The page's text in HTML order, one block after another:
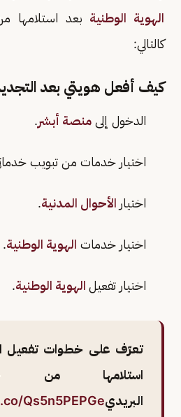
الهوية الوطنية بعد استلامها
كالتالي:
كيف أفعل هويتي بعد
الدخول إلى منصة أبشر.
اختيار خدمات من تبويب
اختيار الأحوال المدنية.
اختيار خدمات الهوية الوطنية.
اختيار تفعيل الهوية الوطنية.
تعرّف على خطوات تفعيل
استلامها من
البريديQs5n5PEPGe